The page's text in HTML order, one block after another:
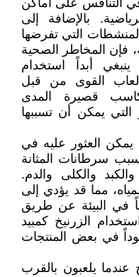
التنافس على أماكن
بالإضافة إلى
التي تفرضها
فإن المخاطر الصحية
أبداً استخدام
القوى من قبل
قصيرة المدى
التي يمكن أن تسببها
يمكن العثور عليه في
سرطانات المثانة
والكلى والدم.
مما قد يؤدي إلى
في البيئة عن طريق
الزرنيخ كمبيد
في بعض المنتجات
يلعبون بالقرب